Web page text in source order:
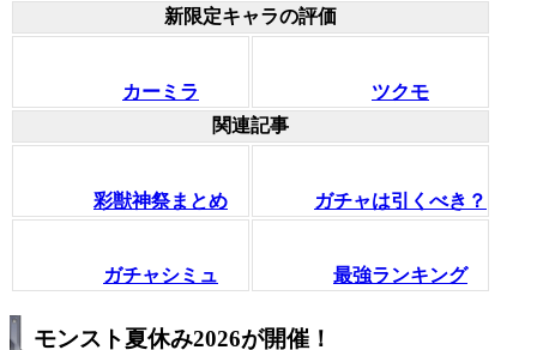
新限定キャラの評価
カーミラ
ツクモ
関連記事
彩獣神祭まとめ ガチャは引くべき？
ガチャシミュ 最強ランキング
モンスト夏休み2026が開催！